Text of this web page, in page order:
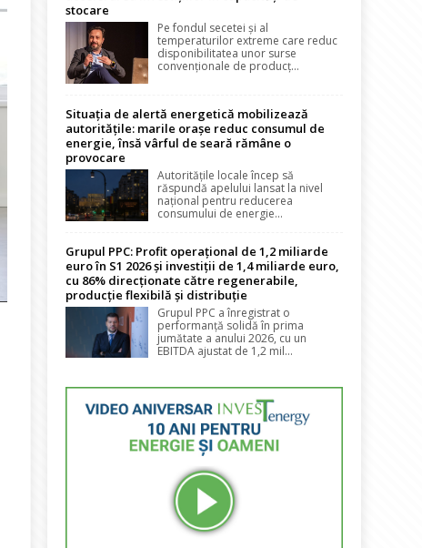
stocare
Pe fondul secetei și al
temperaturilor extreme care reduc
disponibilitatea unor surse
convenționale de producț...
Situația de alertă energetică mobilizează
autoritățile: marile orașe reduc consumul de
energie, însă vârful de seară rămâne o
provocare
Autoritățile locale încep să
răspundă apelului lansat la nivel
național pentru reducerea
consumului de energie...
Grupul PPC: Profit operațional de 1,2 miliarde
euro în S1 2026 și investiții de 1,4 miliarde euro,
cu 86% direcționate către regenerabile,
producție flexibilă și distribuție
Grupul PPC a înregistrat o
performanță solidă în prima
jumătate a anului 2026, cu un
EBITDA ajustat de 1,2 mil...